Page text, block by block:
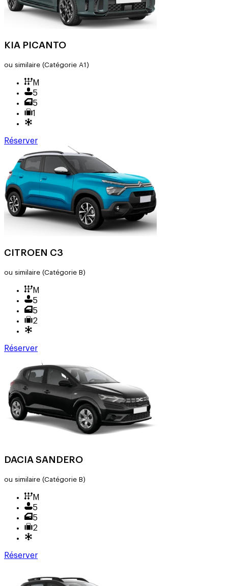
KIA PICANTO
ou similaire (Catégorie A1)
M
5
5
1
Réserver
CITROEN C3
ou similaire (Catégorie B)
M
5
5
2
Réserver
DACIA SANDERO
ou similaire (Catégorie B)
M
5
5
2
Réserver